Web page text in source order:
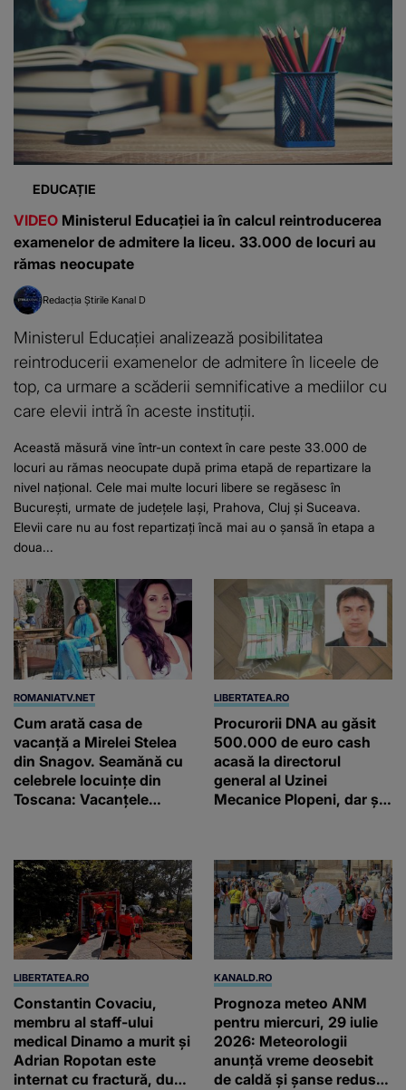
EDUCAȚIE
VIDEO Ministerul Educației ia în calcul reintroducerea
examenelor de admitere la liceu. 33.000 de locuri au
rămas neocupate
Redacția Știrile Kanal D
Ministerul Educației analizează posibilitatea
reintroducerii examenelor de admitere în liceele de
top, ca urmare a scăderii semnificative a mediilor cu
care elevii intră în aceste instituții.
Această măsură vine într-un context în care peste 33.000 de
locuri au rămas neocupate după prima etapă de repartizare la
nivel național. Cele mai multe locuri libere se regăsesc în
București, urmate de județele Iași, Prahova, Cluj și Suceava.
Elevii care nu au fost repartizați încă mai au o șansă în etapa a
doua...
ROMANIATV.NET
Cum arată casa de
vacanță a Mirelei Stelea
din Snagov. Seamănă cu
celebrele locuințe din
Toscana: Vacanţele
amprenta
LIBERTATEA.RO
Procurorii DNA au găsit
500.000 de euro cash
acasă la directorul
general al Uzinei
Mecanice Plopeni, dar și
LIBERTATEA.RO
Constantin Covaciu,
membru al staff-ului
medical Dinamo a murit și
Adrian Ropotan este
internat cu fractură, după
KANALD.RO
Prognoza meteo ANM
pentru miercuri, 29 iulie
2026: Meteorologii
anunță vreme deosebit
de caldă și șanse reduse